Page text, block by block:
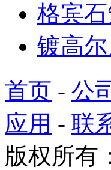
格宾
镀高
首页 - 公
应用 - 联
版权所有